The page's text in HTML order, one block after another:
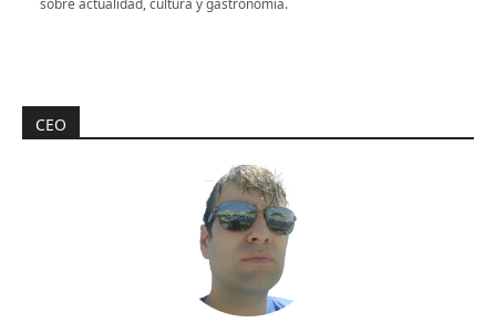
sobre actualidad, cultura y gastronomía.
CEO